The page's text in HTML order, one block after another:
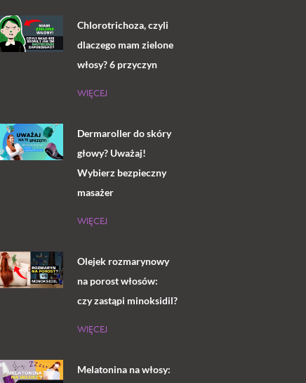
Chlorotrichoza, czyli
dlaczego mam zielone
włosy? 6 przyczyn
WIĘCEJ
Dermaroller do skóry
głowy? Uważaj!
Wybierz bezpieczny
masażer
WIĘCEJ
Olejek rozmarynowy
na porost włosów:
czy zastąpi minoksidil?
WIĘCEJ
Melatonina na włosy: